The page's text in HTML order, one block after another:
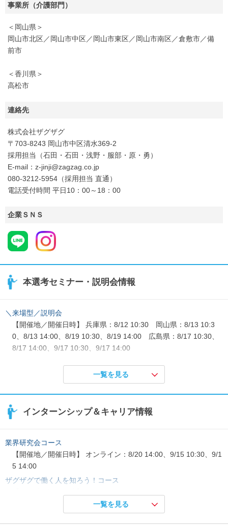
事業所（介護部門）
＜岡山県＞
岡山市北区／岡山市中区／岡山市東区／岡山市南区／倉敷市／備
前市
＜香川県＞
高松市
連絡先
株式会社ザグザグ
〒703-8243 岡山市中区清水369-2
採用担当（石田・石田・浅野・服部・原・勇）
E-mail：z-jinji@zagzag.co.jp
080-3212-5954（採用担当 直通）
電話受付時間 平日10：00～18：00
企業ＳＮＳ
本選考セミナー・説明会情報
＼来場型／説明会
【開催地／開催日時】 兵庫県：8/12 10:30 岡山県：8/13 10:3
0、8/13 14:00、8/19 10:30、8/19 14:00 広島県：8/17 10:30、
8/17 14:00、9/17 10:30、9/17 14:00
【開催地／開催日時】 オンライン：8/10 10:30、8/10 14:00、8/1
1 19:00、8/12 10:00
【開催地／開催日時】 オンライン：8/25 10:30、8/25 14:00、8/2
＼WEB型／タイパ重視★説明会
【開催地／開催日時】 オンライン：9/5 17:00
一覧を見る
インターンシップ＆キャリア情報
業界研究会コース
【開催地／開催日時】 オンライン：8/20 14:00、9/15 10:30、9/1
5 14:00
ザグザグで働く人を知ろう！コース
一覧を見る